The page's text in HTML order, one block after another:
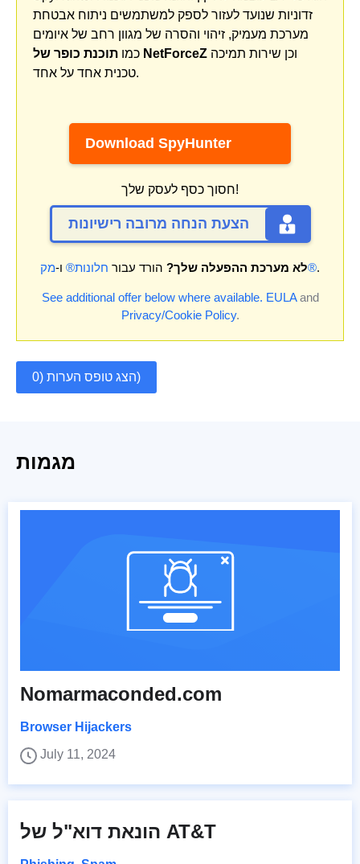
זדוניות שנועד לעזור לספק למשתמשים ניתוח אבטחת
מערכת מעמיק, זיהוי והסרה של מגוון רחב של איומים
כמו תוכנת כופר של NetForceZ
טכנית אחד על אחד.
Download SpyHunter
חסוך כסף לעסק שלך!
הצעת הנחה מרובה רישיונות
לא מערכת ההפעלה שלך? הורד עבור חלונות® ו- מק®.
See additional offer below where available. EULAand
Privacy/Cookie Policy.
הצג טופס הערות (0)
מגמות
Nomarmaconded.com
Browser Hijackers
July 11, 2024
הונאת דוא"ל של AT&T